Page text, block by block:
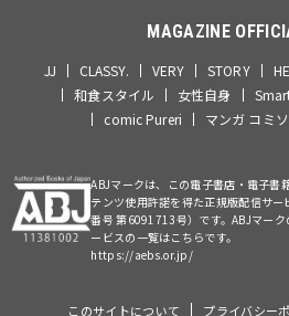
MAGAZINE
JJ CLASSY. VERY STORY
和食スタイル
女性自身
comic Pureri
マンガ コミ
ABJマークは、この電子書店・電子書
テンツ使用許諾を得た正規版配信サ
番号 第6091713号）です。ABJマー
ービスの一覧はこちらです。
https://aebs.or.jp/
このサイトについて プライバシー